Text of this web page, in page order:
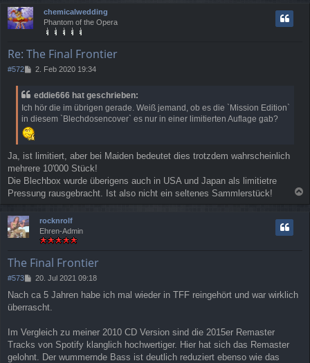
chemicalwedding
Phantom of the Opera
Re: The Final Frontier
#572
B
t
a
g
2. Feb 2020 19:34
eddie666 hat geschrieben:
Ich hör die im übrigen gerade. Weiß jemand, ob es die `Mission Edition`
in diesem `Blechdosencover` es nur in einer limitierten Auflage gab?
Ja, ist limitiert, aber bei Maiden bedeutet dies trotzdem wahrscheinlich
mehrere 10'000 Stück!
Die Blechbox wurde überigens auch in USA und Japan als limitietre
Pressung rausgebracht. Ist also nicht ein seltenes Sammlerstück!
rocknrolf
Ehren-Admin
The Final Frontier
#573
B
i
t
a
g
20. Jul 2021 09:18
Nach ca 5 Jahren habe ich mal wieder in TFF reingehört und war wirklich
überrascht.
Im Vergleich zu meiner 2010 CD Version sind die 2015er Remaster
Tracks von Spotify klanglich hochwertiger. Hier hat sich das Remaster
gelohnt. Der wummernde Bass ist deutlich reduziert ebenso wie das